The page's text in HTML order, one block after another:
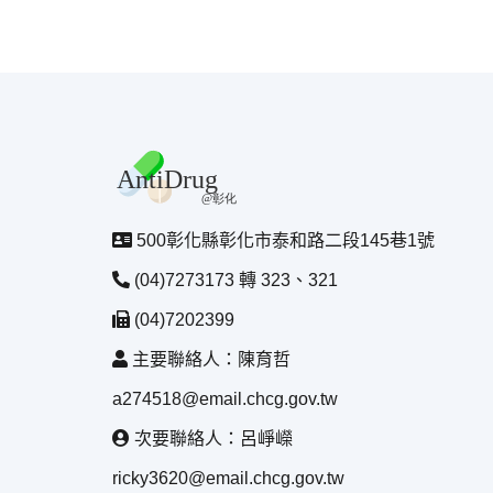
500彰化縣彰化市泰和路二段145巷1號
(04)7273173 轉 323、321
(04)7202399
主要聯絡人：陳育哲
a274518@email.chcg.gov.tw
次要聯絡人：呂崢嶸
ricky3620@email.chcg.gov.tw